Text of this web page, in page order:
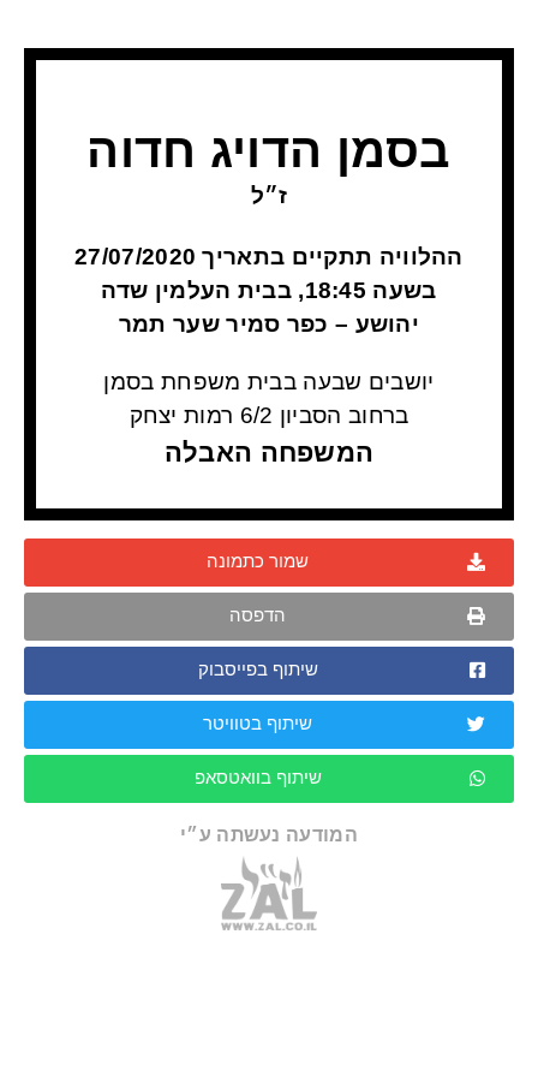
בסמן הדויג חדוה
ז״ל
ההלוויה תתקיים בתאריך 27/07/2020
בשעה 18:45, בבית העלמין שדה
יהושע – כפר סמיר שער תמר
יושבים שבעה בבית משפחת בסמן
ברחוב הסביון 6/2
רמות יצחק
המשפחה האבלה
שמור כתמונה
הדפסה
שיתוף בפייסבוק
שיתוף בטוויטר
שיתוף בוואטסאפ
המודעה נעשתה ע״י